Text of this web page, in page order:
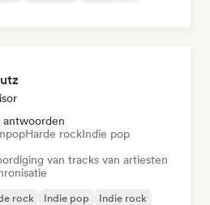
Harde rockIndie pop
van tracks van artiesten
rock Indie pop
Indie rock